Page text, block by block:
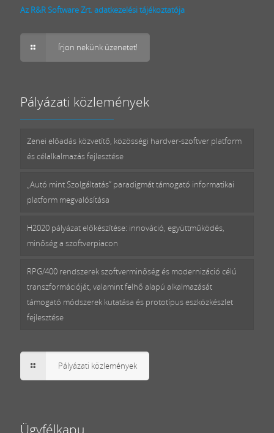
Az R&R Software Zrt. adatkezelési tájékoztatója
Írjon nekünk üzenetet!
Pályázati közlemények
Zenei előadás közvetítő, közösségi hardver-szoftver platform
és célalkalmazás fejlesztése
„Autó mint Szolgáltatás” paradigmát támogató informatikai
platform megvalósítása
H2020 pályázat előkészítése: innováció, együttműködés,
minőség a szoftverpiacon
RPG/400 rendszerek szoftverminőség és modernizáció célú
transzformációját, valamint felhő alapú alkalmazását
támogató módszerek kutatása és prototípus eszközkészlet
fejlesztése
Pályázati közlemények
Ügyfélkapu